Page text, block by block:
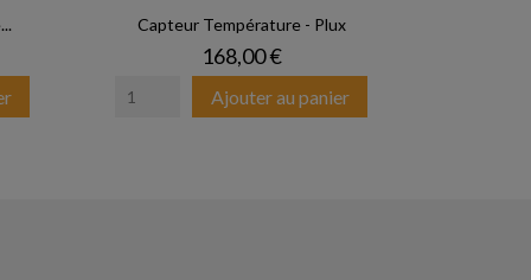
Capteur Température - Plux
Prix
168,00 €
Ajouter au panier